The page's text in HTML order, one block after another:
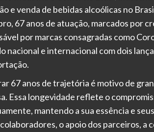
e venda de bebidas alcoólicas no
67 anos de atuação, marcados por
por marcas consagradas como
nacional e internacional com dois
67 anos de trajetória é motivo de
Essa longevidade reflete o
mantendo a sua essência e
o apoio dos parceiros,